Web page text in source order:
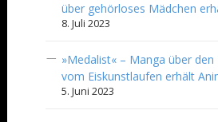
über gehörloses Mädchen
8. Juli 2023
»Medalist« – Manga über den
vom Eiskunstlaufen erhält
5. Juni 2023